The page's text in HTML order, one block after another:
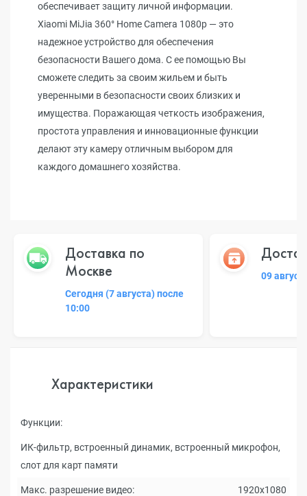
обеспечивает защиту личной информации.
Xiaomi MiJia 360° Home Camera 1080p — это
надежное устройство для обеспечения
безопасности Вашего дома. С ее помощью Вы
сможете следить за своим жильем и быть
уверенными в безопасности своих близких и
имущества. Поражающая четкость изображения,
простота управления и инновационные функции
делают эту камеру отличным выбором для
каждого домашнего хозяйства.
Доставка по
Москве
Сегодня (7 августа) после
10:00
09
Характеристики
Функции:
ИК-фильтр, встроенный динамик, встроенный микрофон,
слот для карт памяти
Макс. разрешение видео: 1920x1080